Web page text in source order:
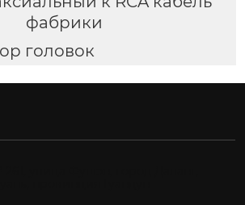
фабрики
головок